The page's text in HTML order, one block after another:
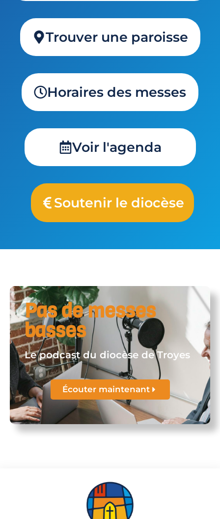
Trouver une paroisse
Horaires des messes
Voir l'agenda
Soutenir le diocèse
Pas de messes
basses
Le podcast du diocèse de Troyes
Écouter maintenant